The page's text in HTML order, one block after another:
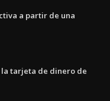
a partir de una
tarjeta de dinero de